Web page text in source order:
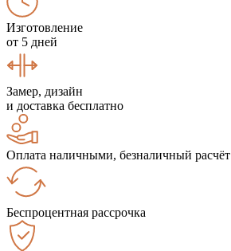
Изготовление
от 5 дней
Замер, дизайн
и доставка бесплатно
Оплата наличными, безналичный расчёт
Беспроцентная рассрочка